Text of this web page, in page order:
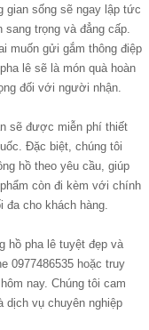
gian sống sẽ ngay lập tức
trọng và đẳng cấp.
muốn gửi gắm thông điệp
lê sẽ là món quà hoàn
đối với người nhận.
sẽ được miễn phí thiết
Đặc biệt, chúng tôi
hồ theo yêu cầu, giúp
còn đi kèm với chính
đa cho khách hàng.
pha lê tuyệt đẹp và
0977486535 hoặc truy
nay. Chúng tôi cam
dịch vụ chuyên nghiệp